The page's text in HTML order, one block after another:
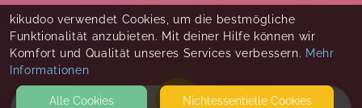
kikudoo verwendet Cookies, um die bestmögliche
Funktionalität anzubieten. Mit deiner Hilfe können wir
Komfort und Qualität unseres Services verbessern. Mehr
Informationen
Alle Cookies
Nicht­essentielle Cookies